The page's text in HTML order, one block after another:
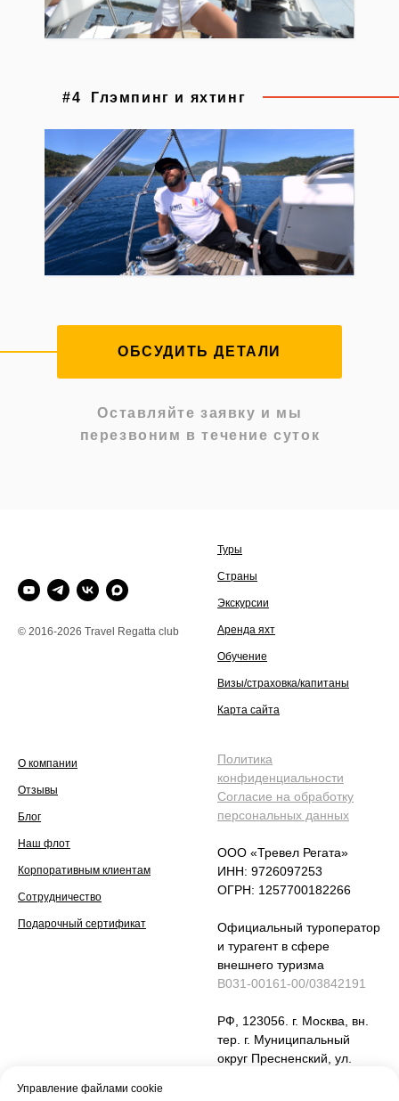
Управление файлами cookie
Глэмпинг и яхтинг
#4
ОБСУДИТЬ ДЕТАЛИ
Оставляйте заявку и мы
перезвоним в течение суток
© 2016-2026 Travel Regatta club
Туры
Страны
Экскурсии
Аренда яхт
Обучение
Визы/страховка/капитаны
Карта сайта
О компании
Отзывы
Блог
Наш флот
Корпоративным клиентам
Сотрудничество
Подарочный сертификат
Политика
конфиденциальности
Согласие на обработку
персональных данных
ООО «Тревел Регата»
ИНН: 9726097253
ОГРН: 1257700182266
Официальный туроператор
и турагент в сфере
внешнего туризма
В031-00161-00/03842191
РФ, 123056. г. Москва, вн.
тер. г. Муниципальный
округ Пресненский, ул.